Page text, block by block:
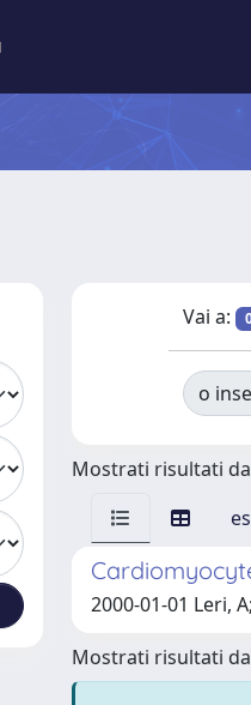
Vai a:
o
Mostrati risultati da
2000-01-01 Leri,
Mostrati risultati da